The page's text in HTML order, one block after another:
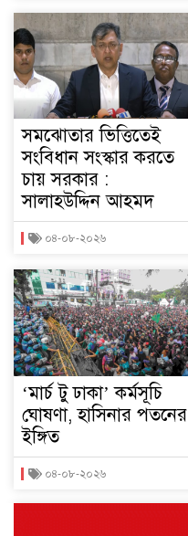
সমঝোতার ভিত্তিতেই
সংবিধান সংস্কার করতে
চায় সরকার :
সালাহউদ্দিন আহমদ
০৪-০৮-২০২৬
‘মার্চ টু ঢাকা’ কর্মসূচি
ঘোষণা, হাসিনার পতনের
ইঙ্গিত
০৪-০৮-২০২৬